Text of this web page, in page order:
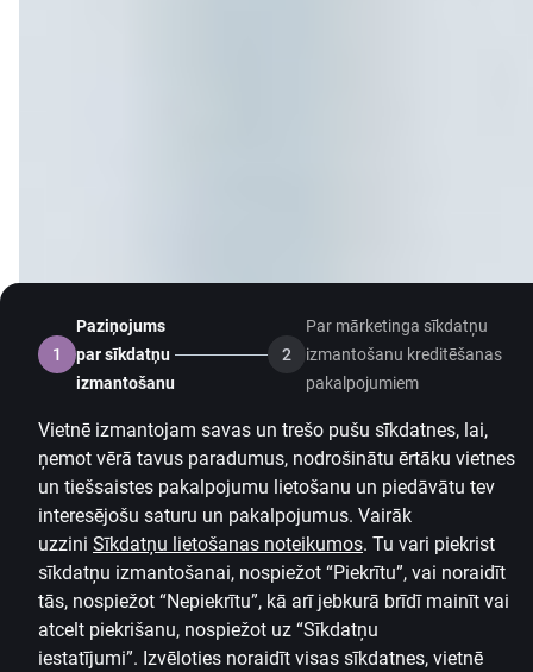
1
Paziņojums
par sīkdatņu
izmantošanu
2
Par mārketinga sīkdatņu
izmantošanu kreditēšanas
pakalpojumiem
Vietnē izmantojam savas un trešo pušu sīkdatnes, lai,
ņemot vērā tavus paradumus, nodrošinātu ērtāku vietnes
un tiešsaistes pakalpojumu lietošanu un piedāvātu tev
interesējošu saturu un pakalpojumus. Vairāk
uzzini Sīkdatņu lietošanas noteikumos. Tu vari piekrist
sīkdatņu izmantošanai, nospiežot “Piekrītu”, vai noraidīt
tās, nospiežot “Nepiekrītu”, kā arī jebkurā brīdī mainīt vai
atcelt piekrišanu, nospiežot uz “Sīkdatņu
iestatījumi”. Izvēloties noraidīt visas sīkdatnes, vietnē